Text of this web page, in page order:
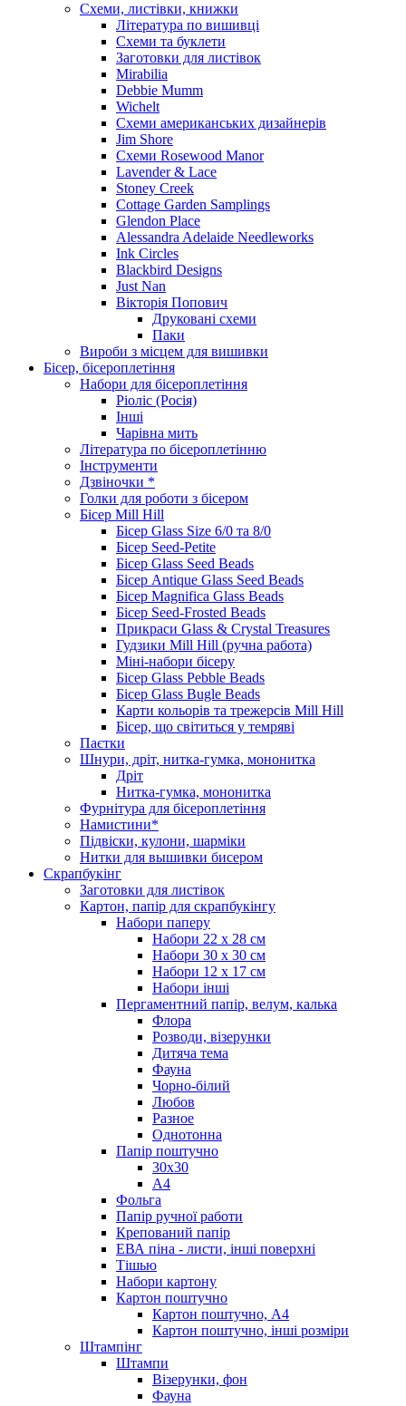
Схеми, листівки, книжки
Література по вишивці
Схеми та буклети
Заготовки для листівок
Mirabilia
Debbie Mumm
Wichelt
Схеми американських дизайнерів
Jim Shore
Cхеми Rosewood Manor
Lavender & Lace
Stoney Creek
Cottage Garden Samplings
Glendon Place
Alessandra Adelaide Needleworks
Ink Circles
Blackbird Designs
Just Nan
Вікторія Попович
Друковані схеми
Паки
Вироби з місцем для вишивки
Бісер, бісероплетіння
Набори для бісероплетіння
Ріоліс (Росія)
Інші
Чарівна мить
Література по бісероплетінню
Інструменти
Дзвіночки *
Голки для роботи з бісером
Бісер Mill Hill
Бісер Glass Size 6/0 та 8/0
Бісер Seed-Petite
Бісер Glass Seed Beads
Бісер Antique Glass Seed Beads
Бісер Magnifica Glass Beads
Бісер Seed-Frosted Beads
Прикраси Glass & Crystal Treasures
Гудзики Mill Hill (ручна работа)
Міні-набори бісеру
Бісер Glass Pebble Beads
Бісер Glass Bugle Beads
Карти кольорів та трежерсів Mill Hill
Бісер, що світиться у темряві
Паєтки
Шнури, дріт, нитка-гумка, мононитка
Дріт
Нитка-гумка, мононитка
Фурнітура для бісероплетіння
Намистини*
Підвіски, кулони, шарміки
Нитки для вышивки бисером
Скрапбукінг
Заготовки для листівок
Картон, папір для скрапбукінгу
Набори паперу
Набори 22 х 28 см
Набори 30 х 30 см
Набори 12 х 17 см
Набори інші
Пергаментний папір, велум, калька
Флора
Розводи, візерунки
Дитяча тема
Фауна
Чорно-білий
Любов
Разное
Однотонна
Папір поштучно
30х30
А4
Фольга
Папір ручної работи
Крепований папір
ЕВА піна - листи, інші поверхні
Тішью
Набори картону
Картон поштучно
Картон поштучно, А4
Картон поштучно, інші розміри
Штампінг
Штампи
Візерунки, фон
Фауна